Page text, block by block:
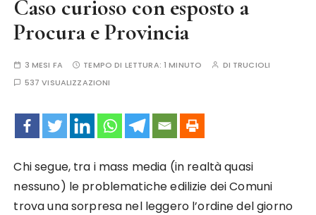
Caso curioso con esposto a
Procura e Provincia
3 MESI FA TEMPO DI LETTURA:1 MINUTO DI TRUCIOLI
537 VISUALIZZAZIONI
Chi segue, tra i mass media (in realtà quasi
nessuno) le problematiche edilizie dei Comuni
trova una sorpresa nel leggero l’ordine del giorno